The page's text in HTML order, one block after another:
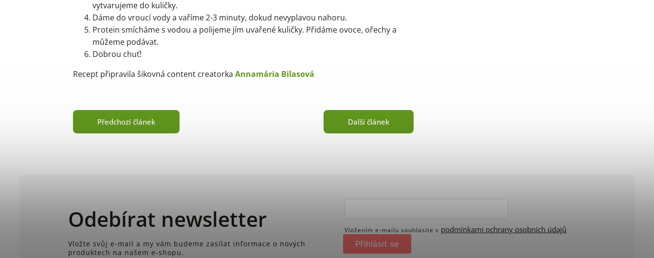
vytvarujeme do kuličky.
Dáme do vroucí vody a vaříme 2-3 minuty, dokud nevyplavou nahoru.
Protein smícháme s vodou a polijeme jím uvařené kuličky. Přidáme ovoce, ořechy a
můžeme podávat.
Dobrou chuť!
Recept připravila šikovná content creatorka Annamária Bilasová
Předchozí článek Další článek
Odebírat newsletter
Vložte svůj e-mail a my vám budeme zasílat informace o nových
produktech na našem e-shopu.
Vložením e-mailu souhlasíte s podmínkami ochrany osobních údajů
Přihlásit se